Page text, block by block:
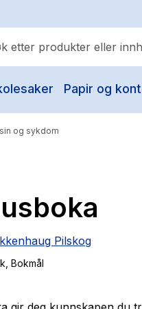
Papir og
søk
Housemaid
og sykdom
Pilskog
, Bokmål